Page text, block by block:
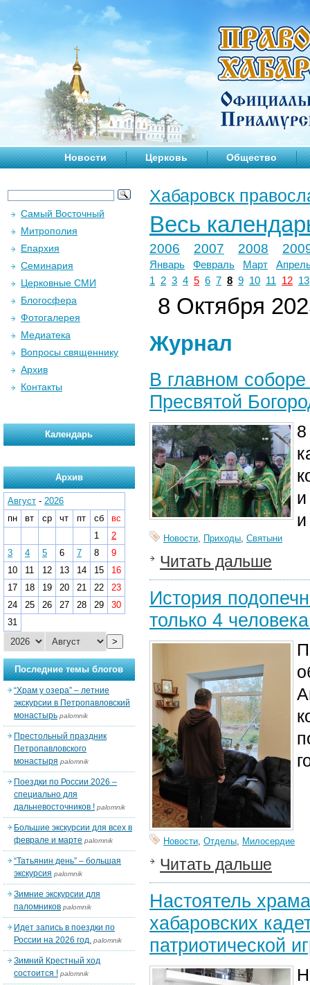
Новости Церковь Общество
Хабаровск
Весь
2006 2007 2008
Январь Февраль Март
1
2 3 4 5 6 7 8 9 10 11 12 13
8 Октября
Журнал
В главном соборе
Пресвятой
Новости, Приходы, Святыни
Читать дальше
История
только 4
Новости, Отделы, Милосердие
Читать дальше
Настоятель
хабаровских
патриотической
Самый Восточный
Митрополия
Епархия
Семинария
Церковные СМИ
Блогосфера
Фотогалерея
Медиатека
Вопросы священнику
Архив
Контакты
Календарь
Архив
Август - 2026
пн
вт ср чт пт сб
вс
1
2
3
4 5 6 7 8
9
10
11 12 13 14 15
16
17
18 19 20 21 22
23
24
25 26 27 28 29
30
31
>
Последние темы блогов
“Храм у озера” – летние
экскурсии в Петропавловский
монастырь palomnik
Престольный праздник
Петропавловского
монастыря palomnik
Поездки по России 2026 –
специально для
дальневосточников ! palomnik
Большие экскурсии для всех в
феврале и марте palomnik
“Татьянин день” – большая
экскурсия palomnik
Зимние экскурсии для
паломников palomnik
Идет запись в поездки по
России на 2026 год. palomnik
Зимний Крестный ход
состоится ! palomnik